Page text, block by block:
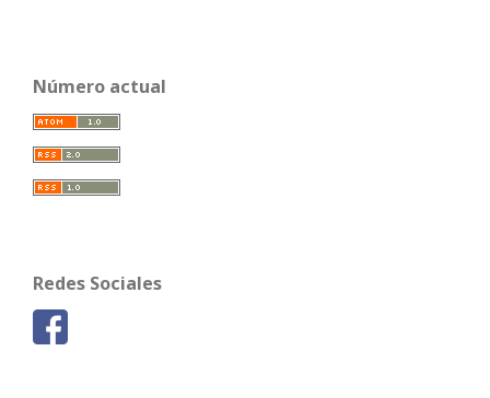
Número actual
Redes Sociales